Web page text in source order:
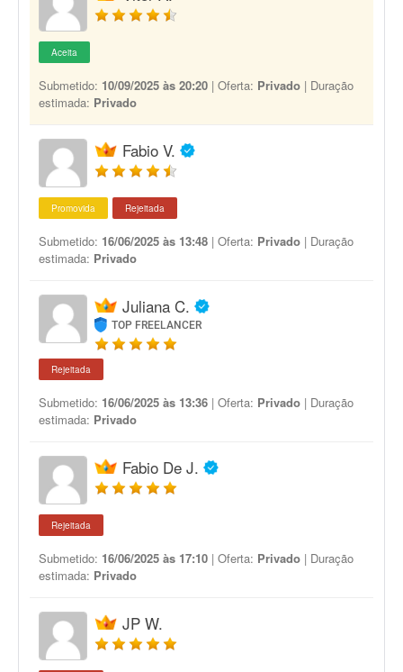
Aceita
Submetido: 10/09/2025 às 20:20 | Oferta: Privado | Duração
estimada: Privado
Fabio V.
Promovida Rejeitada
Submetido: 16/06/2025 às 13:48 | Oferta: Privado | Duração
estimada: Privado
Juliana C.
TOP FREELANCER
Rejeitada
Submetido: 16/06/2025 às 13:36 | Oferta: Privado | Duração
estimada: Privado
Fabio De J.
Rejeitada
Submetido: 16/06/2025 às 17:10 | Oferta: Privado | Duração
estimada: Privado
JP W.